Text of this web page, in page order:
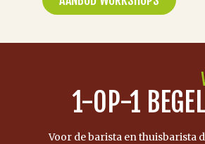
1-OP-1
Voor de barista en thuisbarista